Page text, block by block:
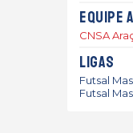
Equipe
CNSA
Ligas
Futsal
Futsal